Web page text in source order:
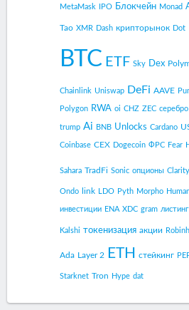
MetaMask IPO Блокчейн Monad
Tao XMR Dash крипторынок Dot
BTC ETF Sky Dex
Chainlink Uniswap DeFi AAVE
Polygon RWA oi CHZ ZEC серебро
trump Ai BNB Unlocks Cardano
Coinbase CEX Dogecoin ФРС Fear
Sahara TradFi Sonic опционы Clarity
Ondo link LDO Pyth Morpho
инвестиции ENA XDC gram листинг
Kalshi токенизация акции
Ada Layer 2 ETH стейкинг
Starknet Tron Hype dat